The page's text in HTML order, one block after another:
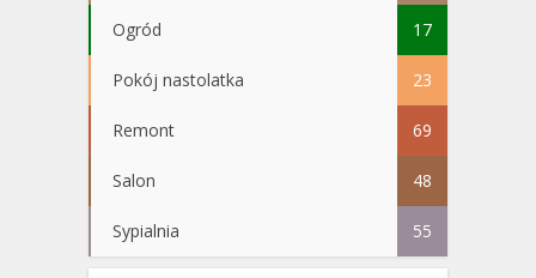
Ogród 17
Pokój nastolatka 23
Remont 69
Salon 48
Sypialnia 55